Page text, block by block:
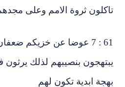
ثروة الامم وعلى مجدهم
61 : 7 عوضا عن خزيكم ضعفان
بنصيبهم لذلك يرثون
ابدية تكون